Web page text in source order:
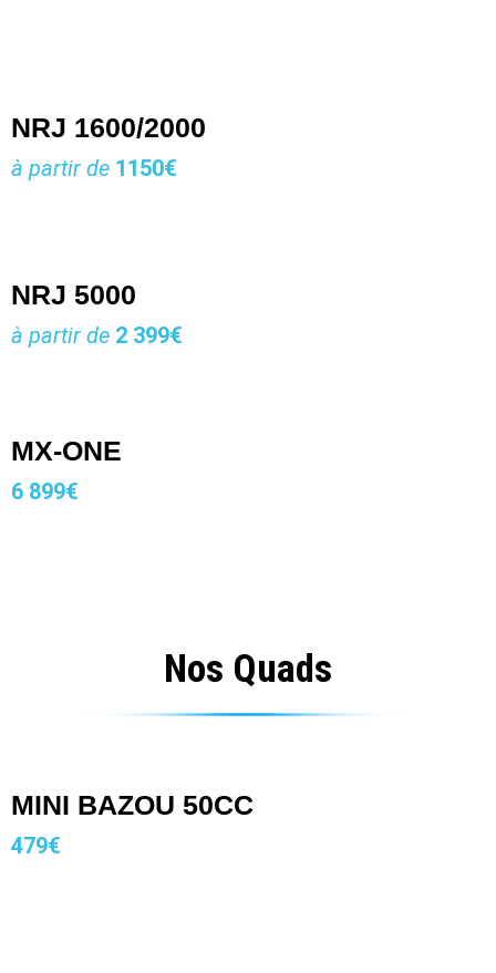
NRJ 1600/2000
à partir de 1150€
NRJ 5000
à partir de 2 399€
MX-ONE
6 899€
Nos Quads
MINI BAZOU 50CC
479€